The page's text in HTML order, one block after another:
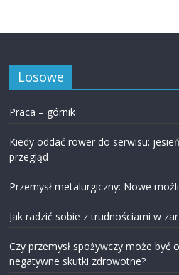
Losowe
Praca – górnik
Kiedy oddać rower do serwisu:
przegląd
Przemysł metalurgiczny: Nowe
Jak radzić sobie z trudnościami w
Czy przemysł spożywczy może być
negatywne skutki zdrowotne?